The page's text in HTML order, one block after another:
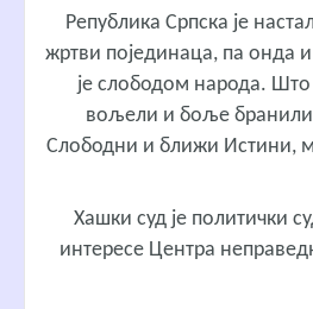
Република Српска је
жртви појединаца, па онда
је слободом народа.
вољели и боље
Слободни и ближи Истини,
Хашки суд је политички
интересе Центра